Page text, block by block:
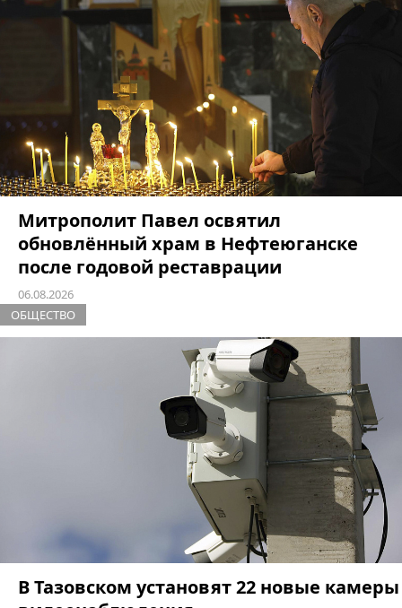
Митрополит Павел освятил
обновлённый храм в Нефтеюганске
после годовой реставрации
06.08.2026
ОБЩЕСТВО
В Тазовском установят 22 новые камеры